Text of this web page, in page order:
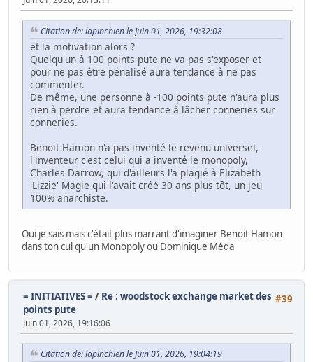
Citation de: lapinchien le Juin 01, 2026, 19:32:08
et la motivation alors ?
Quelqu'un à 100 points pute ne va pas s'exposer et
pour ne pas être pénalisé aura tendance à ne pas
commenter.
De même, une personne à -100 points pute n'aura plus
rien à perdre et aura tendance à lâcher conneries sur
conneries.
Benoit Hamon n'a pas inventé le revenu universel,
l'inventeur c'est celui qui a inventé le monopoly,
Charles Darrow, qui d'ailleurs l'a plagié à Elizabeth
'Lizzie' Magie qui l'avait créé 30 ans plus tôt, un jeu
100% anarchiste.
Oui je sais mais c'était plus marrant d'imaginer Benoit Hamon
dans ton cul qu'un Monopoly ou Dominique Méda
#39
= INITIATIVES = / Re : woodstock exchange market des
points pute
Juin 01, 2026, 19:16:06
Citation de: lapinchien le Juin 01, 2026, 19:04:19